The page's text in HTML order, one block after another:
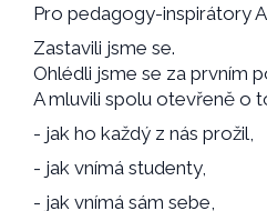
Pro pedagogy-inspirátory
Zastavili jsme se.
Ohlédli jsme se za prvním
A mluvili spolu otevřeně o
- jak ho každý z nás prožil,
- jak vnímá studenty,
- jak vnímá sám sebe,